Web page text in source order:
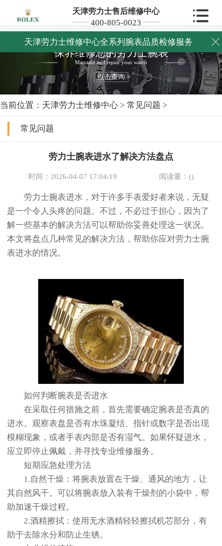
天津劳力士售后维修中心
400-805-0023
天津劳力士维修中心全系列腕表品质检修服务 
保养维修您的劳力士腕表
Maintain and repair your watch
点击查询
当前位置： 天津劳力士维修中心 > 常见问题 >
常见问题
劳力士腕表进水了解决方法盘点
时间：2026-04-07 17:04:19 阅读量：()
劳力士腕表进水，对于许多手表爱好者来说，无疑
是一个令人头疼的问题。不过，不必过于担心，因为了
解一些基本的解决方法可以帮助你妥善处理这一状况。
本文将盘点几种常见的解决方法，帮助你应对劳力士腕
表进水的情况。
如何判断腕表是否进水
在采取任何措施之前，首先需要确定腕表是否真的
进水。观察表盘是否有水珠凝结、指针或数字是否出现
模糊现象，或者手表内部是否有湿气。如果怀疑进水，
应立即停止佩戴，并寻找专业维修服务。
短期应急处理方法
1.自然干燥：将腕表放置在干燥、通风的地方，让
其自然风干。可以将腕表放入装有干燥剂的小袋中，帮
助加速干燥过程。
2.酒精擦拭：使用无水酒精轻轻擦拭机芯部分，有
助于去除水分和防止生锈。